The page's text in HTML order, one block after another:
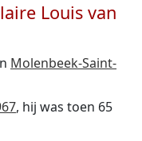
Louis van
Molenbeek-Saint-
, hij was toen 65